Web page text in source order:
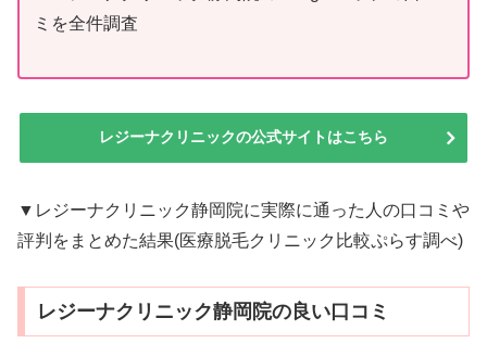
ミを全件調査
レジーナクリニックの公式サイトはこちら
▼レジーナクリニック静岡院に実際に通った人の口コミや
評判をまとめた結果(医療脱毛クリニック比較ぷらす調べ)
レジーナクリニック静岡院の良い口コミ